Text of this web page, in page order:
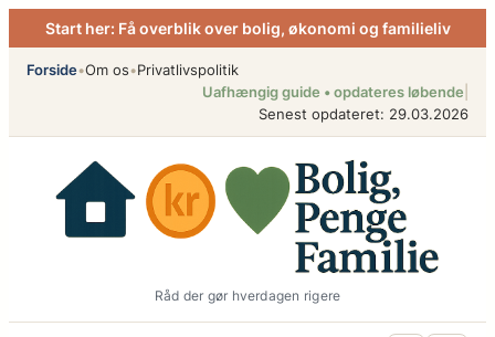
Spring
til
indhold
Start her: Få overblik over bolig, økonomi og familieliv
Forside•Om os•Privatlivspolitik
Uafhængig guide • opdateres løbende
Senest opdateret: 29.03.2026
Råd der gør hverdagen rigere